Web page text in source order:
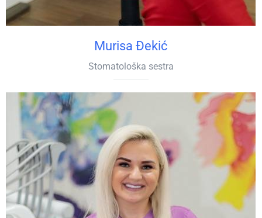
Murisa Đekić
Stomatološka sestra